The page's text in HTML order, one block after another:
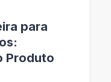
para
Produto